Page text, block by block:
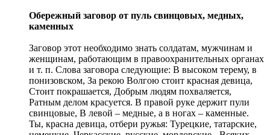
Обережный заговор от пуль свинцовых, медных,
каменных
Заговор этот необходимо знать солдатам, мужчинам и
женщинам, работающим в правоохранительных органах
и т. п. Слова заговора следующие: В высоком терему, в
понизовском, За рекою Волгою стоит красная девица,
Стоит покрашается, Добрым людям похваляется,
Ратным делом красуется. В правой руке держит пули
свинцовые, В левой – медные, а в ногах – каменные.
Ты, красна девица, отбери ружья: Турецкие, татарские,